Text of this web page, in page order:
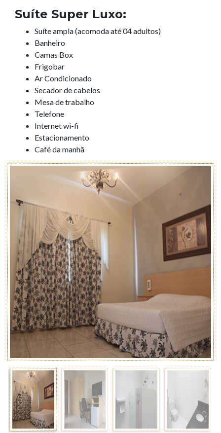
Suíte Super Luxo:
Suíte ampla (acomoda até 04 adultos)
Banheiro
Camas Box
Frigobar
Ar Condicionado
Secador de cabelos
Mesa de trabalho
Telefone
Internet wi-fi
Estacionamento
Café da manhã